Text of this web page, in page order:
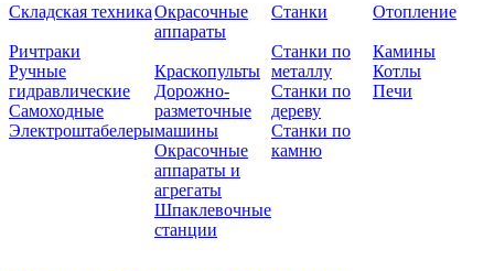
Складская техника
Ричтраки
Ручные
гидравлические
Самоходные
Электроштабелеры
Окрасочные
аппараты
Краскопульты
Дорожно-
разметочные
машины
Окрасочные
аппараты и
агрегаты
Шпаклевочные
станции
Станки
Станки по
металлу
Станки по
дереву
Станки по
камню
Отопление
Камины
Котлы
Печи